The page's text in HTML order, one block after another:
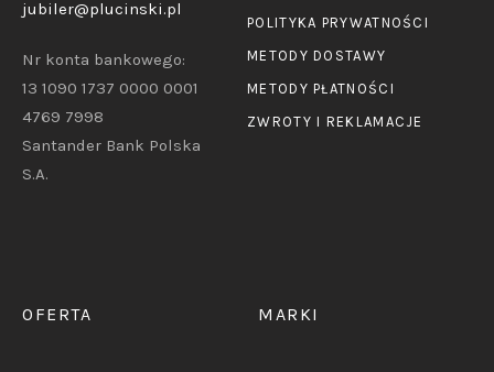
jubiler@plucinski.pl
Nr konta bankowego:
13 1090 1737 0000 0001
4769 7998
Santander Bank Polska
S.A.
POLITYKA PRYWATNOŚCI
METODY DOSTAWY
METODY PŁATNOŚCI
ZWROTY I REKLAMACJE
OFERTA MARKI